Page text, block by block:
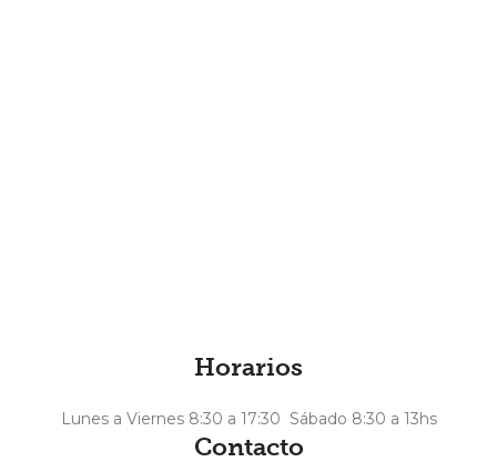
Horarios
Lunes a Viernes 8:30 a 17:30 Sábado 8:30 a 13hs
Contacto